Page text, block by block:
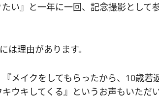
い』と一年に一回、記念撮影として
は理由があります。
メイクをしてもらったから、10歳若
ウキしてくる』というお声もいただ